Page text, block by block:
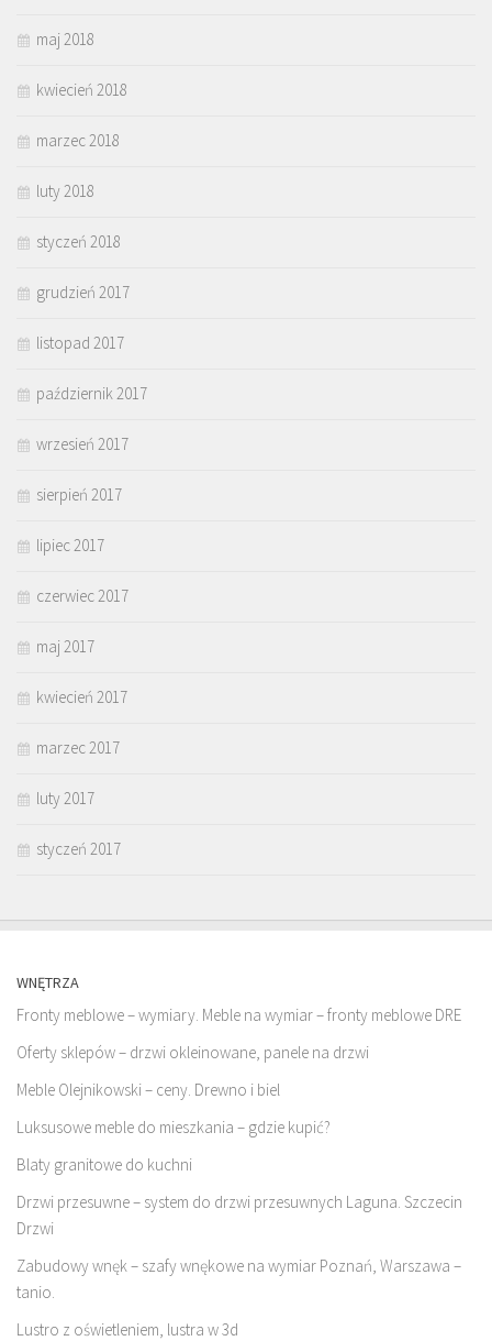
maj 2018
kwiecień 2018
marzec 2018
luty 2018
styczeń 2018
grudzień 2017
listopad 2017
październik 2017
wrzesień 2017
sierpień 2017
lipiec 2017
czerwiec 2017
maj 2017
kwiecień 2017
marzec 2017
luty 2017
styczeń 2017
WNĘTRZA
Fronty meblowe – wymiary. Meble na wymiar – fronty meblowe DRE
Oferty sklepów – drzwi okleinowane, panele na drzwi
Meble Olejnikowski – ceny. Drewno i biel
Luksusowe meble do mieszkania – gdzie kupić?
Blaty granitowe do kuchni
Drzwi przesuwne – system do drzwi przesuwnych Laguna. Szczecin
Drzwi
Zabudowy wnęk – szafy wnękowe na wymiar Poznań, Warszawa –
tanio.
Lustro z oświetleniem, lustra w 3d